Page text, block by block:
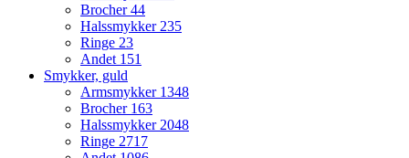
Brocher44
Halssmykker 235
Ringe 23
Andet 151
Smykker, guld
Armsmykker 1348
Brocher 163
Halssmykker 2048
Ringe 2717